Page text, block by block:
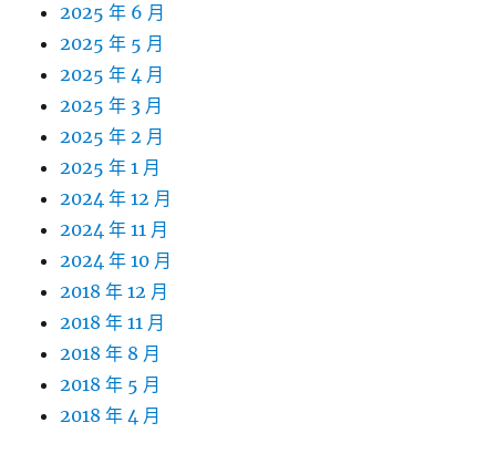
2025 年 6 月
2025 年 5 月
2025 年 4 月
2025 年 3 月
2025 年 2 月
2025 年 1 月
2024 年 12 月
2024 年 11 月
2024 年 10 月
2018 年 12 月
2018 年 11 月
2018 年 8 月
2018 年 5 月
2018 年 4 月